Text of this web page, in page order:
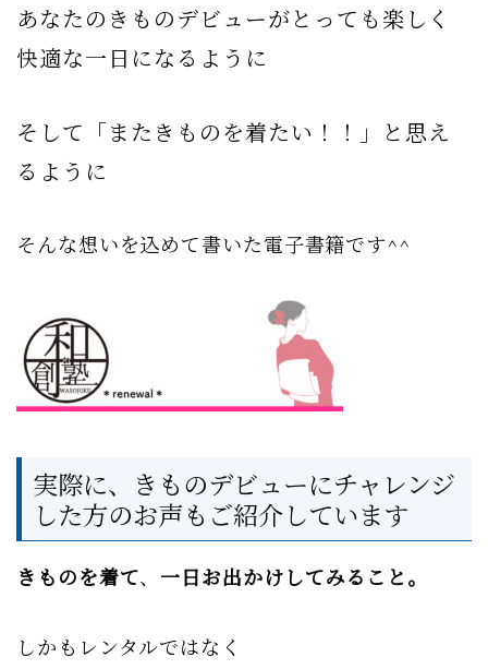
あなたのきものデビューがとっても楽しく
快適な一日になるように
そして「またきものを着たい！！」と思え
るように
そんな想いを込めて書いた電子書籍です^^
実際に、きものデビューにチャレンジ
した方のお声もご紹介しています
きものを着て、一日お出かけしてみること。
しかもレンタルではなく